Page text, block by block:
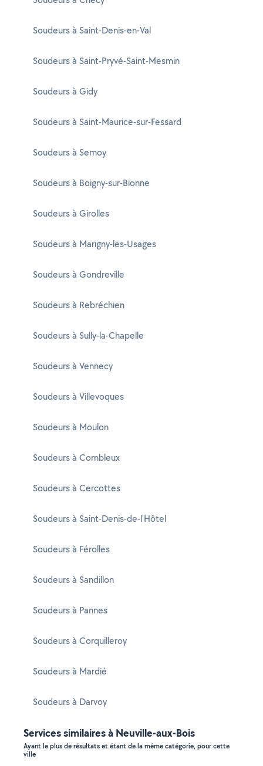
Soudeurs à Saint-Denis-en-Val
Soudeurs à Saint-Pryvé-Saint-Mesmin
Soudeurs à Gidy
Soudeurs à Saint-Maurice-sur-Fessard
Soudeurs à Semoy
Soudeurs à Boigny-sur-Bionne
Soudeurs à Girolles
Soudeurs à Marigny-les-Usages
Soudeurs à Gondreville
Soudeurs à Rebréchien
Soudeurs à Sully-la-Chapelle
Soudeurs à Vennecy
Soudeurs à Villevoques
Soudeurs à Moulon
Soudeurs à Combleux
Soudeurs à Cercottes
Soudeurs à Saint-Denis-de-l'Hôtel
Soudeurs à Férolles
Soudeurs à Sandillon
Soudeurs à Pannes
Soudeurs à Corquilleroy
Soudeurs à Mardié
Soudeurs à Darvoy
Services similaires à Neuville-aux-Bois
Ayant le plus de résultats et étant de la même catégorie, pour cette
ville